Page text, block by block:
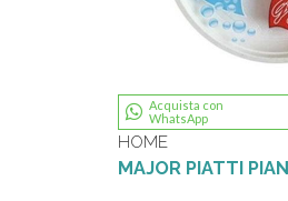
Acquista con
WhatsApp
HOME